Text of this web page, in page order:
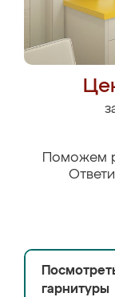
Поможем
гарнитуры